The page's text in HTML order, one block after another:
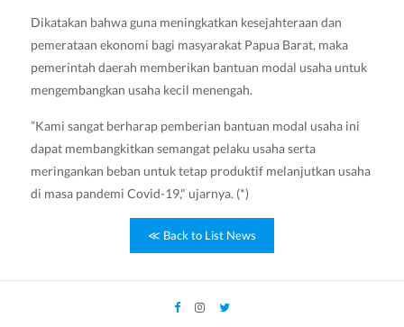
Dikatakan bahwa guna meningkatkan kesejahteraan dan
pemerataan ekonomi bagi masyarakat Papua Barat, maka
pemerintah daerah memberikan bantuan modal usaha untuk
mengembangkan usaha kecil menengah.
”Kami sangat berharap pemberian bantuan modal usaha ini
dapat membangkitkan semangat pelaku usaha serta
meringankan beban untuk tetap produktif melanjutkan usaha
di masa pandemi Covid-19," ujarnya. (*)
≪ Back to List News